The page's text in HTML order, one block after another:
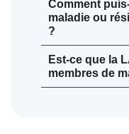
Comment
maladie ou
?
Est-ce que la
membres de